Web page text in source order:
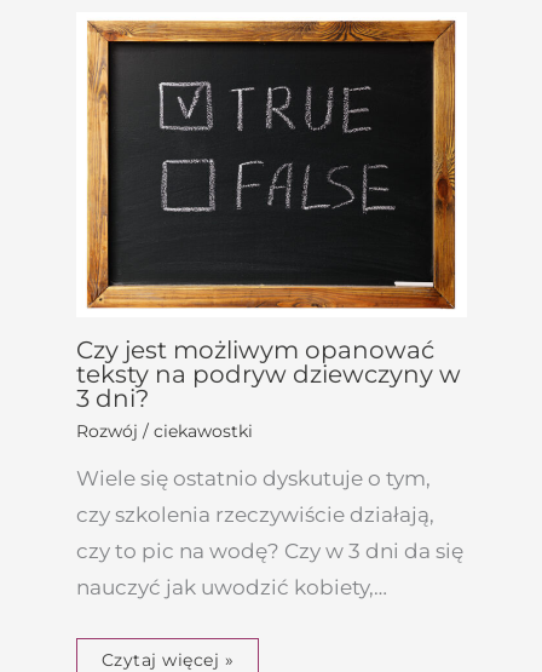
Czy jest możliwym opanować
teksty na podryw dziewczyny w
3 dni?
Rozwój / ciekawostki
Wiele się ostatnio dyskutuje o tym,
czy szkolenia rzeczywiście działają,
czy to pic na wodę? Czy w 3 dni da się
nauczyć jak uwodzić kobiety,…
Czytaj więcej »